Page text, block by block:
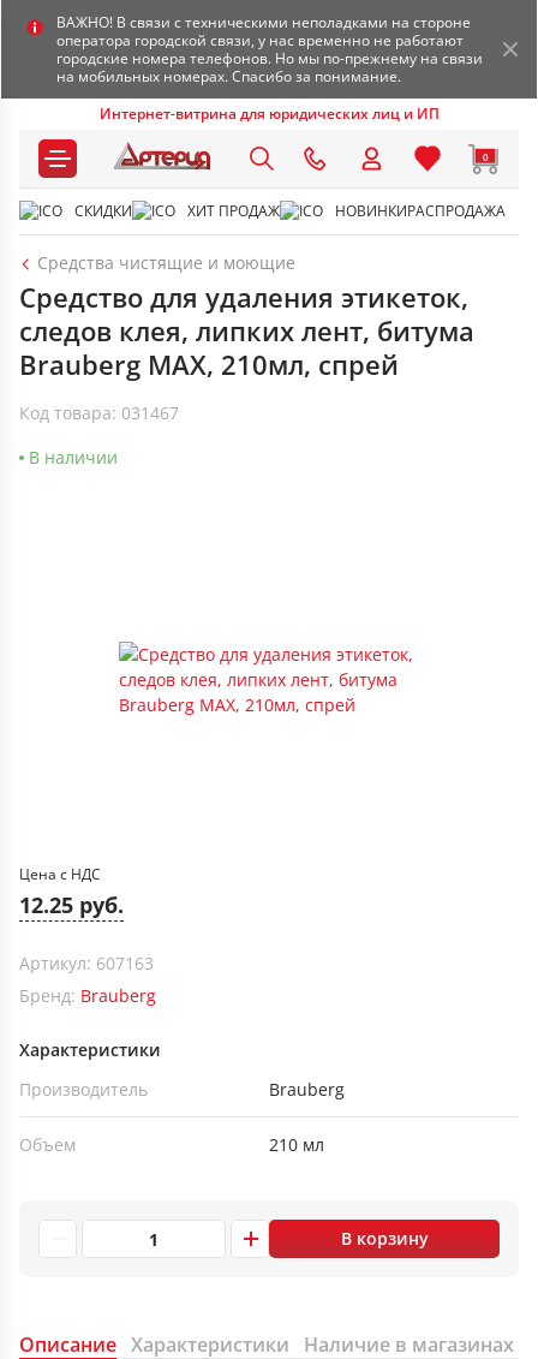
ВАЖНО! В связи с техническими неполадками на стороне
оператора городской связи, у нас временно не работают
городские номера телефонов. Но мы по-прежнему на связи
на мобильных номерах. Спасибо за понимание.
Интернет-витрина для юридических лиц и ИП
0
СКИДКИ ХИТ ПРОДАЖ НОВИНКИРАСПРОДАЖА
Средства чистящие и моющие
Средство для удаления этикеток,
следов клея, липких лент, битума
Brauberg MAX, 210мл, спрей
Код товара: 031467
В наличии
Цена с НДС
12.25 руб.
Артикул: 607163
Бренд: Brauberg
Характеристики
Производитель
Brauberg
Объем 210 мл
В корзину
Описание Характеристики Наличие в магазинах